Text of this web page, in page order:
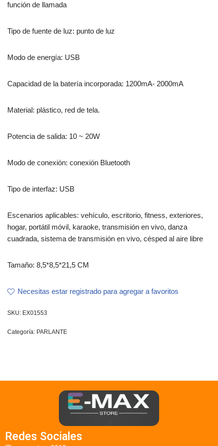
función de llamada
Tipo de fuente de luz: punto de luz
Modo de energía: USB
Capacidad de la batería incorporada: 1200mA- 2000mA
Material: plástico, red de tela.
Potencia de salida: 10 ~ 20W
Modo de conexión: conexión Bluetooth
Tipo de interfaz: USB
Escenarios aplicables: vehículo, escritorio, fitness, exteriores,
hogar, portátil móvil, karaoke, transmisión en vivo, danza
cuadrada, sistema de transmisión en vivo, césped al aire libre
Tamaño: 8,5*8,5*21,5 CM
Necesitas estar registrado para agregar a favoritos
SKU: EX01553
Categoría: PARLANTE
Redes Sociales